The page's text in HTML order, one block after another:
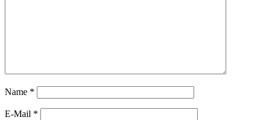
Name *
E-Mail *